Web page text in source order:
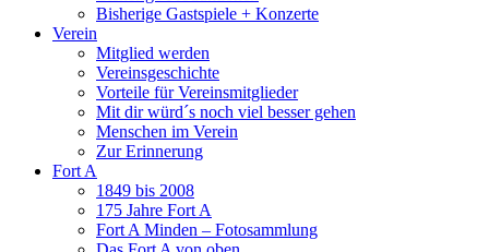
Bisherige Gastspiele + Konzerte
Verein
Mitglied werden
Vereinsgeschichte
Vorteile für Vereinsmitglieder
Mit dir würd´s noch viel besser gehen
Menschen im Verein
Zur Erinnerung
Fort A
1849 bis 2008
175 Jahre Fort A
Fort A Minden – Fotosammlung